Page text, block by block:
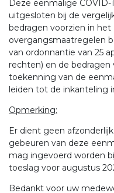
Deze eenmalige
uitgesloten bij de
bedragen voorzien in het
overgangsmaatregelen
van ordonnantie van 25
rechten) en de
toekenning van de
leiden tot de inkanteling
Opmerking:
Er dient geen
gebeuren van deze
mag ingevoerd worden
toeslag voor augustus
Bedankt voor uw